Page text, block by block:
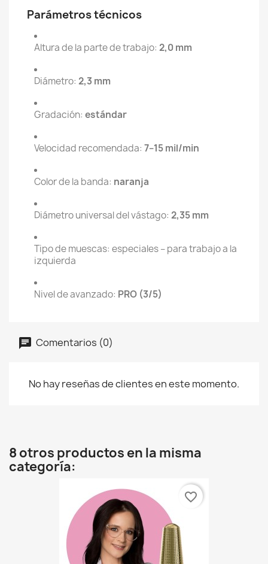
Parámetros técnicos
Altura de la parte de trabajo: 2,0 mm
Diámetro: 2,3 mm
Gradación: estándar
Velocidad recomendada: 7–15 mil/min
Color de la banda: naranja
Diámetro universal del vástago: 2,35 mm
Tipo de muescas: especiales – para trabajo a la
izquierda
Nivel de avanzado: PRO (3/5)
Comentarios (0)
No hay reseñas de clientes en este momento.
8 otros productos en la misma
categoría:
favorite_border